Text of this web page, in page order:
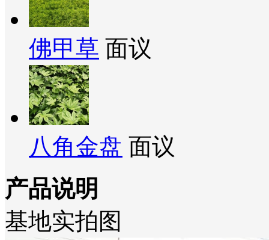
佛甲草 面议
八角金盘 面议
产品说明
基地实拍图